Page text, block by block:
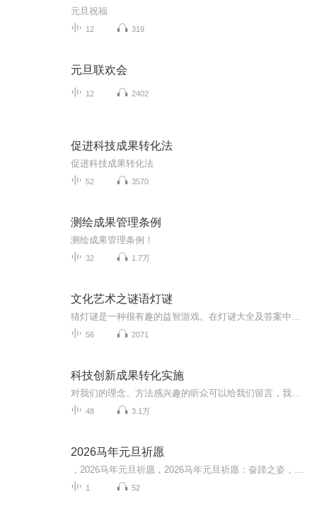
元旦祝福
12 319
元旦联欢会
12 2402
促进科技成果转化法
促进科技成果转化法
52 3570
测绘成果管理条例
测绘成果管理条例！
32 1.7万
文化艺术之谜语灯谜
56 2071
科技创新成果转化实施
48 3.1万
2026马年元旦祈愿
1 52